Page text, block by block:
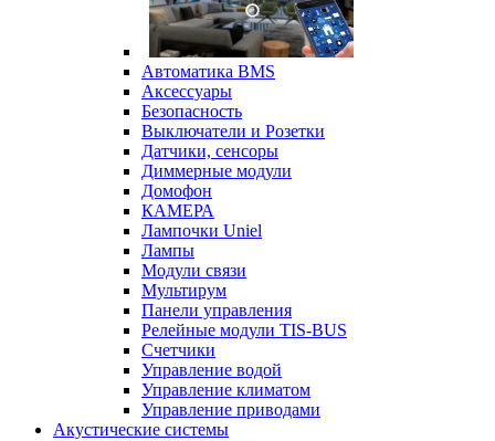
Автоматика BMS
Аксессуары
Безопасность
Выключатели и Розетки
Датчики, сенсоры
Диммерные модули
Домофон
КАМЕРА
Лампочки Uniel
Лампы
Модули связи
Мультирум
Панели управления
Релейные модули TIS-BUS
Счетчики
Управление водой
Управление климатом
Управление приводами
Акустические системы